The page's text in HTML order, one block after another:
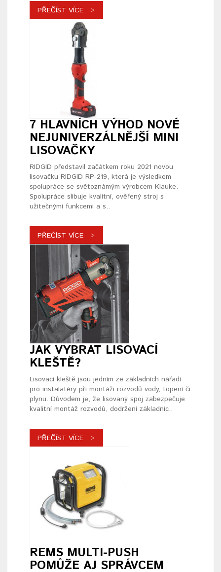
PŘEČÍST VÍCE
7 HLAVNÍCH VÝHOD NOVÉ
NEJUNIVERZÁLNĚJŠÍ MINI
LISOVAČKY
RIDGID představil začátkem roku 2021 novou
lisovačku RIDGID RP-219, která je výsledkem
spolupráce se světoznámým výrobcem Klauke.
Spolupráce slibuje kvalitní, ověřený stroj s
užitečnými funkcemi a s..
PŘEČÍST VÍCE
JAK VYBRAT LISOVACÍ
KLEŠTĚ?
Lisovací kleště jsou jedním ze základních nářadí
pro instalatéry při montáži rozvodů vody, topení či
plynu. Důvodem je, že lisovaný spoj zabezpečuje
kvalitní montáž rozvodů, dodržení základníc..
PŘEČÍST VÍCE
REMS MULTI-PUSH
POMŮŽE AJ SPRÁVCEM